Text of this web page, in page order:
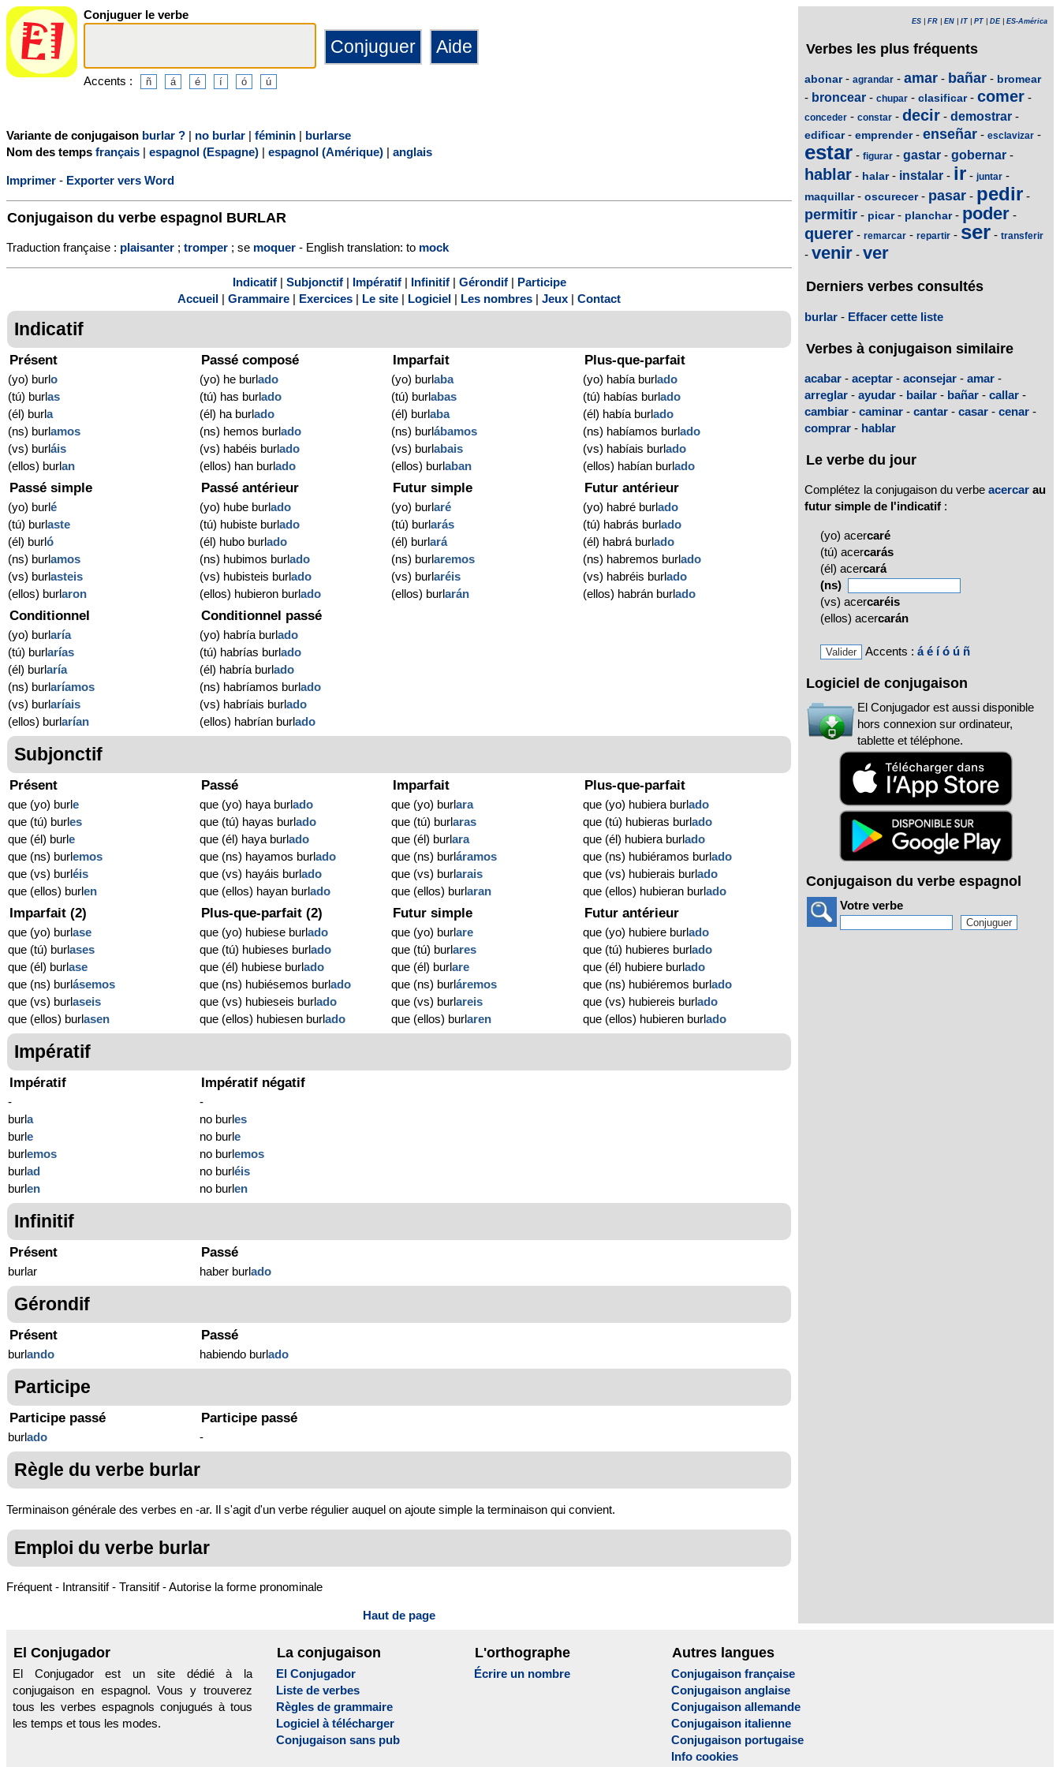
Conjuguer le verbe
Accents :
Variante de conjugaison burlar ? | no burlar | féminin | burlarse
Nom des temps français | espagnol (Espagne) | espagnol (Amérique) | anglais
Imprimer - Exporter vers Word
Conjugaison du verbe espagnol BURLAR
Traduction française : plaisanter ; tromper ; se moquer - English translation: to mock
Indicatif| Subjonctif| Impératif| Infinitif| Gérondif|
Participe
Accueil
Grammaire Exercices Le site Logiciel Les nombres Jeux Contact
Indicatif
Présent
(yo) burlo
(tú) burlas
(él) burla
(ns) burlamos
(vs) burláis
(ellos) burlan
Passé composé
(yo) he burlado
(tú) has burlado
(él) ha burlado
(ns) hemos burlado
(vs) habéis burlado
(ellos) han burlado
Imparfait
(yo) burlaba
(tú) burlabas
(él) burlaba
(ns) burlábamos
(vs) burlabais
(ellos) burlaban
Plus-que-parfait
(yo) había burlado
(tú) habías burlado
(él) había burlado
(ns) habíamos burlado
(vs) habíais burlado
(ellos) habían burlado
Passé simple
(yo) burlé
(tú) burlaste
(él) burló
(ns) burlamos
(vs) burlasteis
(ellos) burlaron
Passé antérieur
(yo) hube burlado
(tú) hubiste burlado
(él) hubo burlado
(ns) hubimos burlado
(vs) hubisteis burlado
(ellos) hubieron burlado
Futur simple
(yo) burlaré
(tú) burlarás
(él) burlará
(ns) burlaremos
(vs) burlaréis
(ellos) burlarán
Futur antérieur
(yo) habré burlado
(tú) habrás burlado
(él) habrá burlado
(ns) habremos burlado
(vs) habréis burlado
(ellos) habrán burlado
Conditionnel
(yo) burlaría
(tú) burlarías
(él) burlaría
(ns) burlaríamos
(vs) burlaríais
(ellos) burlarían
Conditionnel passé
(yo) habría burlado
(tú) habrías burlado
(él) habría burlado
(ns) habríamos burlado
(vs) habríais burlado
(ellos) habrían burlado
Subjonctif
Présent
que (yo) burle
que (tú) burles
que (él) burle
que (ns) burlemos
que (vs) burléis
que (ellos) burlen
Passé
que (yo) haya burlado
que (tú) hayas burlado
que (él) haya burlado
que (ns) hayamos burlado
que (vs) hayáis burlado
que (ellos) hayan burlado
Imparfait
que (yo) burlara
que (tú) burlaras
que (él) burlara
que (ns) burláramos
que (vs) burlarais
que (ellos) burlaran
Plus-que-parfait
que (yo) hubiera burlado
que (tú) hubieras burlado
que (él) hubiera burlado
que (ns) hubiéramos burlado
que (vs) hubierais burlado
que (ellos) hubieran burlado
Imparfait (2)
que (yo) burlase
que (tú) burlases
que (él) burlase
que (ns) burlásemos
que (vs) burlaseis
que (ellos) burlasen
Plus-que-parfait (2)
que (yo) hubiese burlado
que (tú) hubieses burlado
que (él) hubiese burlado
que (ns) hubiésemos burlado
que (vs) hubieseis burlado
que (ellos) hubiesen burlado
Futur simple
que (yo) burlare
que (tú) burlares
que (él) burlare
que (ns) burláremos
que (vs) burlareis
que (ellos) burlaren
Futur antérieur
que (yo) hubiere burlado
que (tú) hubieres burlado
que (él) hubiere burlado
que (ns) hubiéremos burlado
que (vs) hubiereis burlado
que (ellos) hubieren burlado
Impératif
Impératif
-
burla
burle
burlemos
burlad
burlen
Impératif négatif
-
no burles
no burle
no burlemos
no burléis
no burlen
Infinitif
Présent
burlar
Passé
haber burlado
Gérondif
Présent
burlando
Passé
habiendo burlado
Participe
Participe passé
burlado
Participe passé
-
Règle du verbe burlar
Terminaison générale des verbes en -ar. Il s'agit d'un verbe régulier auquel on ajoute simple la terminaison qui convient.
Emploi du verbe burlar
Fréquent - Intransitif - Transitif - Autorise la forme pronominale
Haut de page
ES FR EN IT PT DE| ES-América
Verbes les plus fréquents
abonar- agrandar - amar - bañar - bromear
- broncear - chupar - clasificar- comer -
conceder - constar - decir - demostrar -
edificar- emprender- enseñar - esclavizar -
estar - figurar - gastar - gobernar -
hablar - halar- instalar - ir - juntar -
maquillar- oscurecer- pasar - pedir -
permitir - picar- planchar- poder -
querer - remarcar - repartir - ser - transferir
- venir - ver
Derniers verbes consultés
burlar - Effacer cette liste
Verbes à conjugaison similaire
acabar - aceptar - aconsejar - amar -
arreglar - ayudar - bailar - bañar - callar -
cambiar - caminar - cantar - casar - cenar -
comprar - hablar
Le verbe du jour
Complétez la conjugaison du verbe acercar au
futur simple de l'indicatif :
(yo) acercaré
(tú) acercarás
(él) acercará
(ns)
(vs) acercaréis
(ellos) acercarán
Accents : á é í ó ú ñ
Logiciel de conjugaison
El Conjugador est aussi disponible
hors connexion sur ordinateur,
tablette et téléphone.
Conjugaison du verbe espagnol
Votre verbe
El Conjugador
El Conjugador est un site dédié à la
conjugaison en espagnol. Vous y trouverez
tous les verbes espagnols conjugués à tous
les temps et tous les modes.
La conjugaison
El Conjugador
Liste de verbes
Règles de grammaire
Logiciel à télécharger
Conjugaison sans pub
L'orthographe
Écrire un nombre
Autres langues
Conjugaison française
Conjugaison anglaise
Conjugaison allemande
Conjugaison italienne
Conjugaison portugaise
Info cookies